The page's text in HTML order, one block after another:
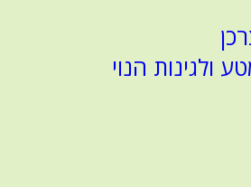
ולגינות הנוי